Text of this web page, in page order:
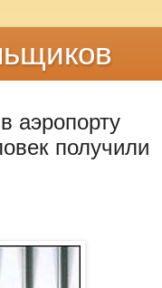
аэропорту
получили